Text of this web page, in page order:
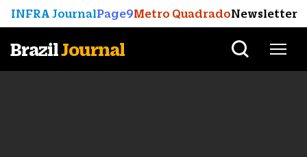
INFRA JournalPage9Metro QuadradoNewsletter
BrazilJournal